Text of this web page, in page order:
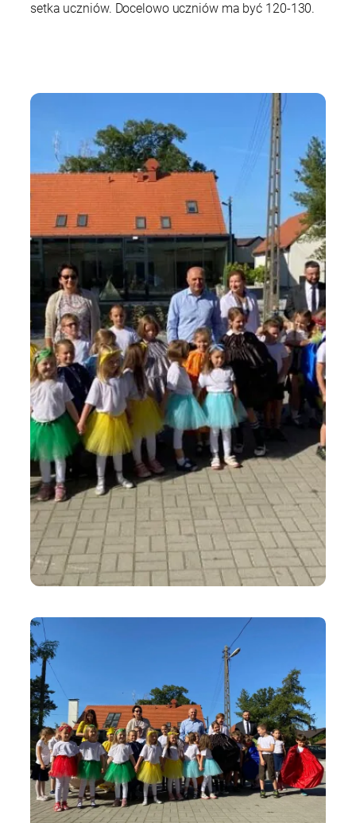
setka uczniów. Docelowo uczniów ma być 120-130.